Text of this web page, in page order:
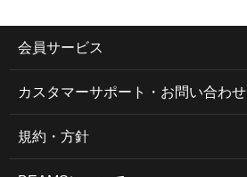
会員サービス
カスタマーサポート・お問い合わせ
規約・方針